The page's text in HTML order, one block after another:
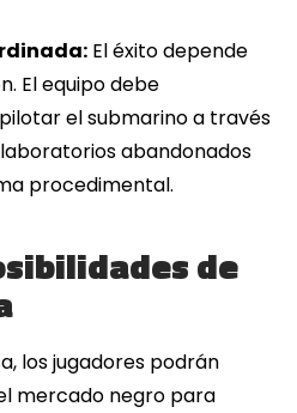
El éxito depende
El equipo debe
el submarino a través
abandonados
procedimental.
de
los jugadores podrán
mercado negro para